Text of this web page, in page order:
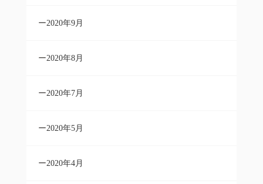
2020年9月
2020年8月
2020年7月
2020年5月
2020年4月